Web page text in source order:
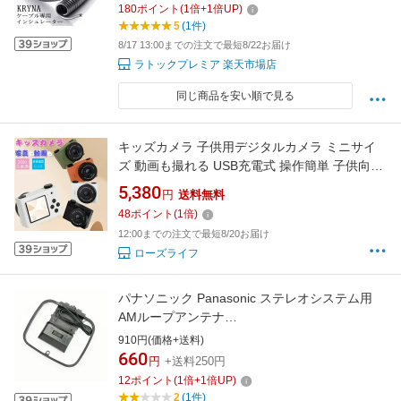
180ポイント (1倍+1倍UP)
5(1件)
8/17 13:00までの注文で最短8/22お届け
ラトックプレミア 楽天市場店
同じ商品を安い順で見る
キッズカメラ 子供用デジタルカメラ ミニサイ
ズ 動画も撮れる USB充電式 操作簡単 子供向け
カメラ 32GBカード付き 子ども キッズ カメラ
デジカメ デジタルカメラ コンパクトデジタル
カメラ トイカメラ キッズ ビデオ カメラ 女の子
プレ
5,380 円 送料無料
48ポイント (1倍)
12:00までの注文で最短8/20お届け
ローズライフ
パナソニック Panasonic ステレオシステム用
AMループアンテナ
N1DYYYY00011（N1DAAAA00001）◆
910円(価格+送料)
660 円 +送料250円
12ポイント (1倍+1倍UP)
2(1件)